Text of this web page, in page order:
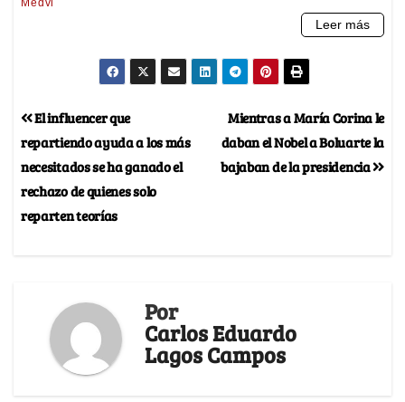
Mientras a María Corina le
daban el Nobel a Boluarte la
bajaban de la presidencia
El influencer que
repartiendo ayuda a los más
necesitados se ha ganado el
rechazo de quienes solo
reparten teorías
Por
Carlos Eduardo
Lagos Campos